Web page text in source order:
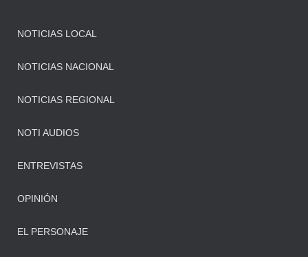
NOTICIAS LOCAL
NOTICIAS NACIONAL
NOTICIAS REGIONAL
NOTI AUDIOS
ENTREVISTAS
OPINIÓN
EL PERSONAJE